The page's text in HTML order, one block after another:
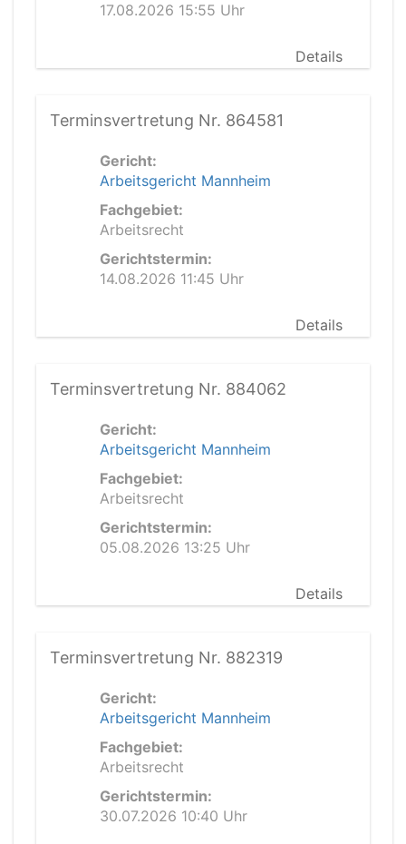
17.08.2026 15:55 Uhr
Details
Terminsvertretung Nr. 864581
Gericht:
Arbeitsgericht Mannheim
Fachgebiet:
Arbeitsrecht
Gerichtstermin:
14.08.2026 11:45 Uhr
Details
Terminsvertretung Nr. 884062
Gericht:
Arbeitsgericht Mannheim
Fachgebiet:
Arbeitsrecht
Gerichtstermin:
05.08.2026 13:25 Uhr
Details
Terminsvertretung Nr. 882319
Gericht:
Arbeitsgericht Mannheim
Fachgebiet:
Arbeitsrecht
Gerichtstermin:
30.07.2026 10:40 Uhr